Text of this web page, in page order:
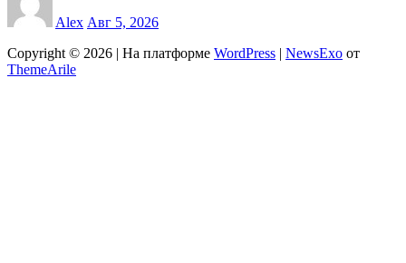
Alex Авг 5, 2026
Copyright © 2026 | На платформе WordPress NewsExo от
ThemeArile